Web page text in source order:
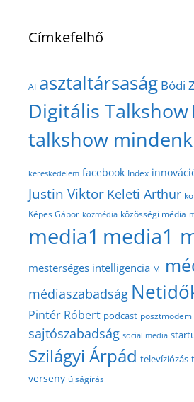
Címkefelhő
AI asztaltársaság Bódi
Digitális Talkshow
talkshow
kereskedelem facebook Index
Justin Viktor Keleti Arthur
Képes Gábor közmédia közösségi média
media1 media1
mesterséges intelligencia MI
médiaszabadság
Pintér Róbert podcast posztmodem
sajtószabadság social media
Szilágyi Árpád televíziózás
verseny újságírás